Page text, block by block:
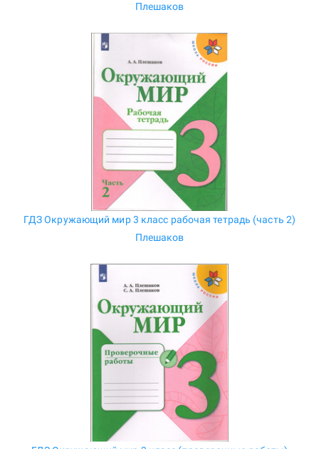
Плешаков
ГДЗ Окружающий мир 3 класс рабочая тетрадь (часть 2)
Плешаков